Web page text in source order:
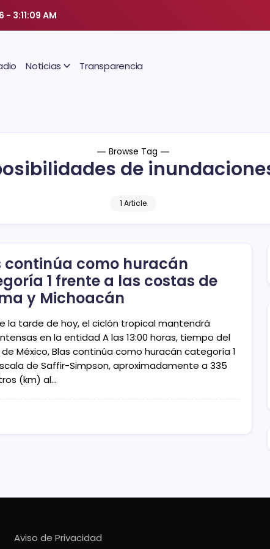
- 3:11:09 AM
Noticias Transparencia
Browse Tag
de
1 Article
continúa como huracán
1 frente a las costas de
y Michoacán
la tarde de hoy, el ciclón tropical mantendrá
en la entidad A las 13:00 horas, tiempo del
México, Blas continúa como huracán categoría 1
de Saffir-Simpson, aproximadamente a 335
(km) al…
Aviso de Privacidad